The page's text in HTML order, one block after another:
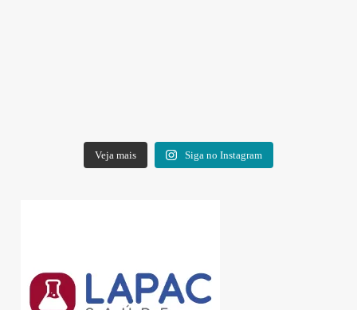
Veja mais Siga no Instagram